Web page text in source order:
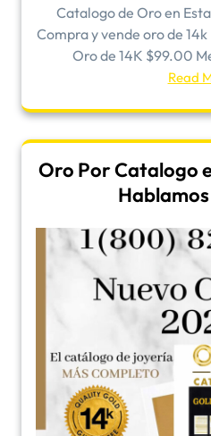
Catalogo de Oro en
Compra y vende oro de
Oro de 14K $99.00
Read
Oro Por Catalogo